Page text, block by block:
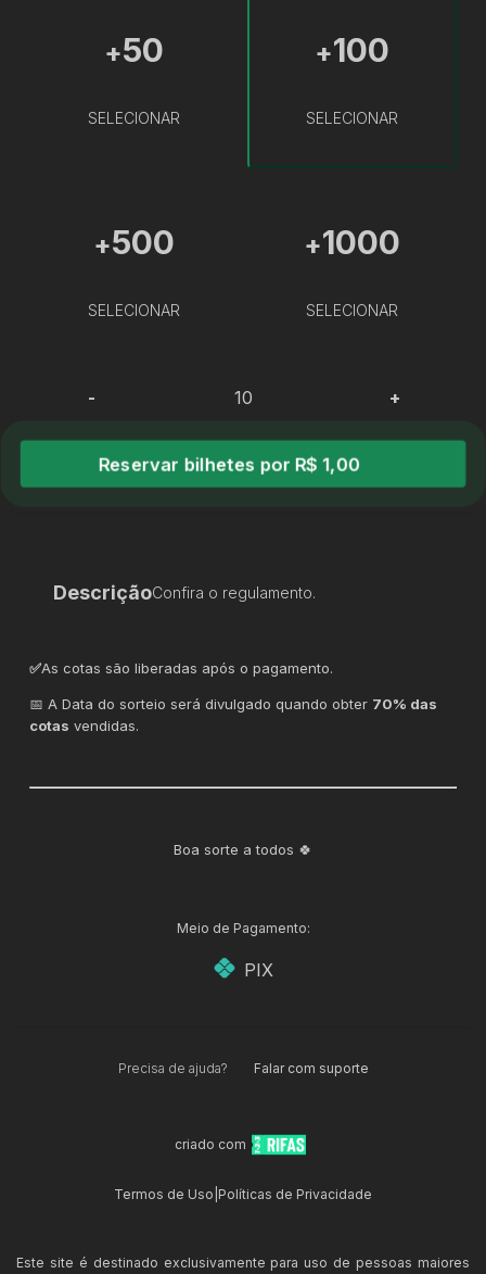
+50
SELECIONAR
+100
SELECIONAR
+500
SELECIONAR
+1000
SELECIONAR
- +
Reservar bilhetes por R$ 1,00
DescriçãoConfira o regulamento.
✅As cotas são liberadas após o pagamento.
📅 A Data do sorteio será divulgado quando obter 70% das
cotas vendidas.
Boa sorte a todos 🍀
Meio de Pagamento:
PIX
Precisa de ajuda? Falar com suporte
criado com
Termos de Uso Políticas de Privacidade
Este site é destinado exclusivamente para uso de pessoas maiores